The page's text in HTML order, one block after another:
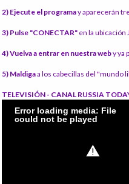
2) Ejecute el programay aparecerán
3) Pulse "CONECTAR" en la ubicación
4) Vuelva a entrar en nuestra weby ya
5) Maldigaa los cabecillas del "mundo
TELEVISIÓN - CANAL RUSSIA